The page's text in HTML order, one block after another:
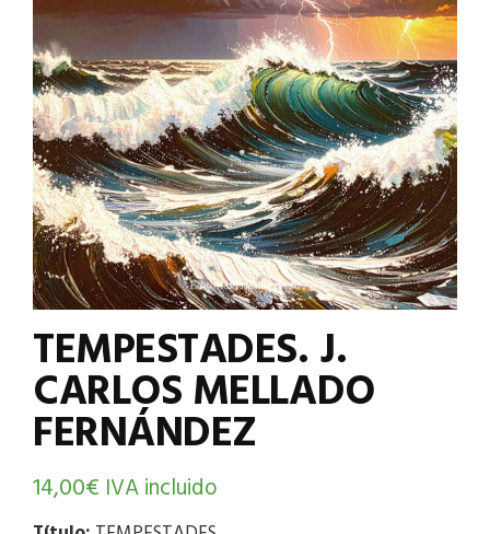
TEMPESTADES. J.
CARLOS MELLADO
FERNÁNDEZ
14,00€ IVA incluido